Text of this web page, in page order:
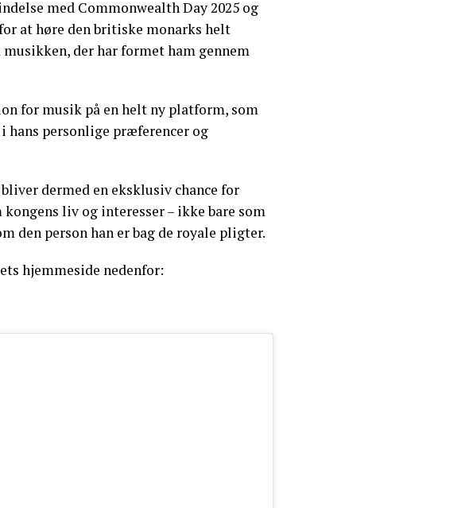
med Commonwealth Day 2025 og
at høre den britiske monarks helt
der har formet ham gennem
for musik på en helt ny platform, som
personlige præferencer og
dermed en eksklusiv chance for
liv og interesser – ikke bare som
den person han er bag de royale pligter.
hjemmeside nedenfor: